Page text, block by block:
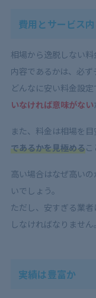
費用とサービス
相場から逸脱しない
内容であるかは、必ず
どんなに安い料金設定
いなければ意味がない
また、料金は相場を目
であるかを見極めるこ
高い場合はなぜ高い
いでしょう。
ただし、安すぎる業
しなければなりません。
実績は豊富か